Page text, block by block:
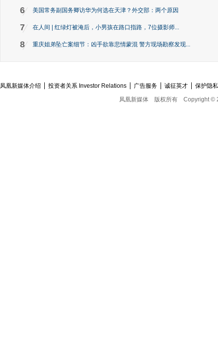
6 美国常务副国务卿访华为何选在天津？外交部：两个原因
7 在人间 | 红绿灯被淹后，小男孩在路口指路，7位摄影师...
8 重庆姐弟坠亡案细节：凶手欲靠悲情蒙混 警方现场勘察发现...
凤凰新媒体介绍 投资者关系 Investor Relations 广告服务 诚征英才
保护隐
凤凰新媒体
版权所有 Copyright ©